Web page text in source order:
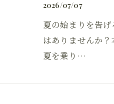
2026/07/07
夏の始まりを告
はありませんか
夏を乗り…